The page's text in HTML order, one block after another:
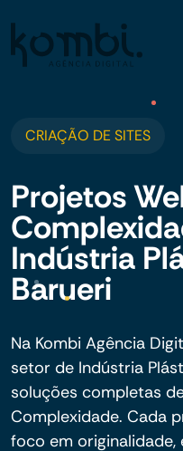
CRIAÇÃO DE SITES
Projetos
Indústria
Barueri
Na Kombi Agência
setor de Indústria
soluções completas
Complexidade. Cada
foco em